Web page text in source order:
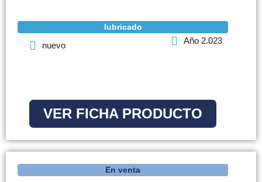
lubricado
nuevo Año 2.023
VER FICHA PRODUCTO
En venta